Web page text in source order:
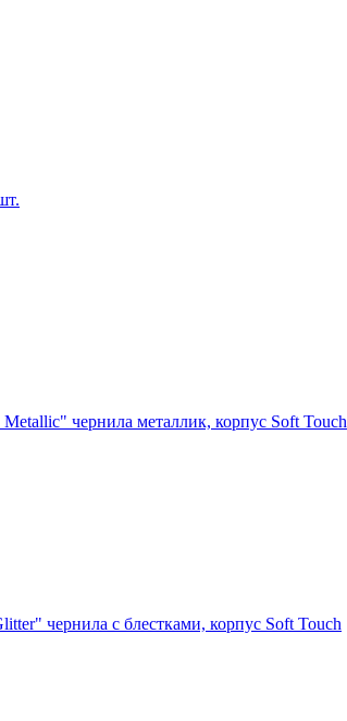
чернила металлик, корпус Soft Touch
чернила с блестками, корпус Soft Touch